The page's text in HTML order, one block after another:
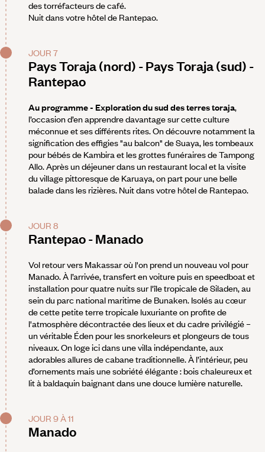
des torréfacteurs de café.
Nuit dans votre hôtel de Rantepao.
JOUR 7
Pays Toraja (nord) - Pays Toraja (sud) -
Rantepao
Au programme - Exploration du sud des terres toraja,
l’occasion d’en apprendre davantage sur cette culture
méconnue et ses différents rites. On découvre notamment la
signification des effigies "au balcon" de Suaya, les tombeaux
pour bébés de Kambira et les grottes funéraires de Tampong
Allo. Après un déjeuner dans un restaurant local et la visite
du village pittoresque de Karuaya, on part pour une belle
balade dans les rizières. Nuit dans votre hôtel de Rantepao.
JOUR 8
Rantepao - Manado
Vol retour vers Makassar où l'on prend un nouveau vol pour
Manado. À l’arrivée, transfert en voiture puis en speedboat et
installation pour quatre nuits sur l'île tropicale de Siladen, au
sein du parc national maritime de Bunaken. Isolés au cœur
de cette petite terre tropicale luxuriante on profite de
l'atmosphère décontractée des lieux et du cadre privilégié –
un véritable Éden pour les snorkeleurs et plongeurs de tous
niveaux. On loge ici dans une villa indépendante, aux
adorables allures de cabane traditionnelle. À l’intérieur, peu
d’ornements mais une sobriété élégante : bois chaleureux et
lit à baldaquin baignant dans une douce lumière naturelle.
JOUR 9 À 11
Manado